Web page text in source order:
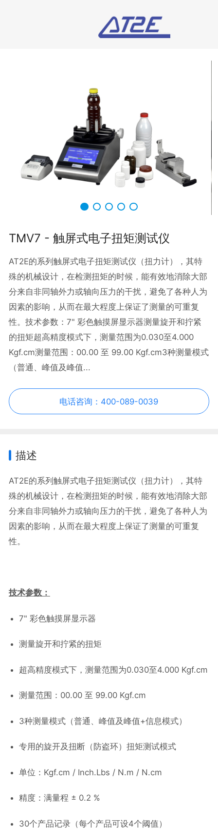
TMV7 - 触屏式电子扭矩测试仪
AT2E的系列触屏式电子扭矩测试仪（扭力计），其特
殊的机械设计，在检测扭矩的时候，能有效地消除大部
分来自非同轴外力或轴向压力的干扰，避免了各种人为
因素的影响，从而在最大程度上保证了测量的可重复
性。技术参数：7" 彩色触摸屏显示器测量旋开和拧紧
的扭矩超高精度模式下，测量范围为0.030至4.000
Kgf.cm测量范围：00.00 至 99.00 Kgf.cm3种测量模式
（普通、峰值及峰值...
电话咨询：400-089-0039
描述
AT2E的系列触屏式电子扭矩测试仪（扭力计），其特
殊的机械设计，在检测扭矩的时候，能有效地消除大部
分来自非同轴外力或轴向压力的干扰，避免了各种人为
因素的影响，从而在最大程度上保证了测量的可重复
性。
技术参数：
7" 彩色触摸屏显示器
测量旋开和拧紧的扭矩
超高精度模式下，测量范围为0.030至4.000 Kgf.cm
测量范围：00.00 至 99.00 Kgf.cm
3种测量模式（普通、峰值及峰值+信息模式）
专用的旋开及扭断（防盗环）扭矩测试模式
单位：Kgf.cm / Inch.Lbs / N.m / N.cm
精度：满量程 ± 0.2 %
30个产品记录（每个产品可设4个阈值）